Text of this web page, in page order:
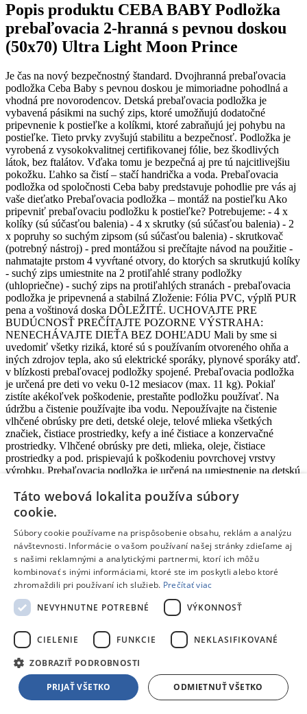
Popis produktu CEBA BABY Podložka
prebaľovacia 2-hranná s pevnou doskou
(50x70) Ultra Light Moon Prince
Je čas na nový bezpečnostný štandard. Dvojhranná prebaľovacia
podložka Ceba Baby s pevnou doskou je mimoriadne pohodlná a
vhodná pre novorodencov. Detská prebaľovacia podložka je
vybavená pásikmi na suchý zips, ktoré umožňujú dodatočné
pripevnenie k postieľke a kolíkmi, ktoré zabraňujú jej pohybu na
postieľke. Tieto prvky zvyšujú stabilitu a bezpečnosť. Podložka je
vyrobená z vysokokvalitnej certifikovanej fólie, bez škodlivých
látok, bez ftalátov. Vďaka tomu je bezpečná aj pre tú najcitlivejšiu
pokožku. Ľahko sa čistí – stačí handrička a voda. Prebaľovacia
podložka od spoločnosti Ceba baby predstavuje pohodlie pre vás aj
vaše dieťatko Prebaľovacia podložka – montáž na postieľku Ako
pripevniť prebaľovaciu podložku k postieľke? Potrebujeme: - 4 x
kolíky (sú súčasťou balenia) - 4 x skrutky (sú súčasťou balenia) - 2
x popruhy so suchým zipsom (sú súčasťou balenia) - skrutkovač
(potrebný nástroj) - pred montážou si prečítajte návod na použitie -
nahmatajte prstom 4 vyvŕtané otvory, do ktorých sa skrutkujú kolíky
- suchý zips umiestnite na 2 protiľahlé strany podložky
(uhlopriečne) - suchý zips na protiľahlých stranách - prebaľovacia
podložka je pripevnená a stabilná Zloženie: Fólia PVC, výplň PUR
pena a voštinová doska DÔLEŽITÉ. UCHOVAJTE PRE
BUDÚCNOSŤ PREČÍTAJTE POZORNE VÝSTRAHA:
NENECHÁVAJTE DIEŤA BEZ DOHĽADU Mali by sme si
uvedomiť všetky riziká, ktoré sú s používaním otvoreného ohňa a
iných zdrojov tepla, ako sú elektrické sporáky, plynové sporáky atď.
v blízkosti prebaľovacej podložky spojené. Prebaľovacia podložka
je určená pre deti vo veku 0-12 mesiacov (max. 11 kg). Pokiaľ
zistíte akékoľvek poškodenie, prestaňte podložku používať. Na
údržbu a čistenie používajte iba vodu. Nepoužívajte na čistenie
vlhčené obrúsky pre deti, detské oleje, telové mlieka všetkých
značiek, čistiace prostriedky, kefy a iné čistiace a konzervačné
prostriedky. Vlhčené obrúsky pre deti, mlieka, oleje, čistiace
prostriedky a pod. prispievajú k poškodeniu povrchovej vrstvy
výrobku. Prebaľovacia podložka je určená na umiestnenie na detskú
Akékoľvek zmeny farby tlače vyplývajú z prirodzeného
opotrebovania výrobku. POZOR! Zabezpečovacie nohy proti
pošmyknutiu by mali byť riadne pripevnené a pravidelne
kontrolované. Akékoľvek príslušenstvo alebo náhradné diely
získavajte iba od výrobcu, distribútora alebo predajcu. Prestaňte
podložku používať, ak akýkoľvek diel je zlomený, roztrhaný alebo
chýba. Adresa výrobcu: Ceba sp. z o. o. Fabryczna 1. 56-400
Olesnica, Poland. Email support@ceba.com.pl
Tento produkt nájdete aj v častiach:
Žiadne dostupné recenzie
Táto webová lokalita používa súbory
cookie.
Súbory cookie používame na prispôsobenie obsahu, reklám a analýzu
návštevnosti. Informácie o vašom používaní našej stránky zdieľame aj
s našimi reklamnými a analytickými partnermi, ktorí ich môžu
kombinovať s inými informáciami, ktoré ste im poskytli alebo ktoré
zhromaždili pri používaní ich služieb. Prečítať viac
NEVYHNUTNE POTREBNÉ
VÝKONNOSŤ
CIELENIE FUNKCIE NEKLASIFIKOVANÉ
ZOBRAZIŤ PODROBNOSTI
PRIJAŤ VŠETKO ODMIETNUŤ VŠETKO